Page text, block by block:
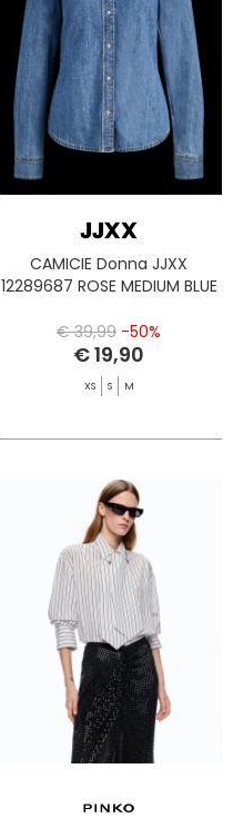
CAMICIE Donna JJXX
12289687 ROSE MEDIUM BLUE
€ 39,99 -50%
€ 19,90
XS S M